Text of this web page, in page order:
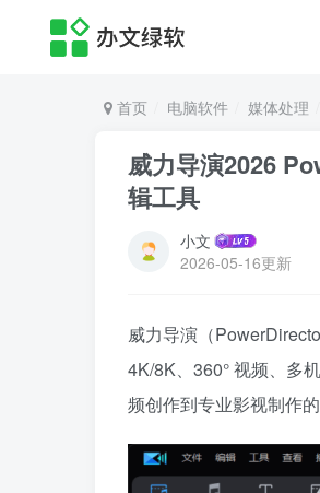
首页 电脑软件 媒体处理
威力导演2026
辑工具
小文
2026-05-16更新
威力导演（
4K/8K、360° 视频、多
频创作到专业影视制作的